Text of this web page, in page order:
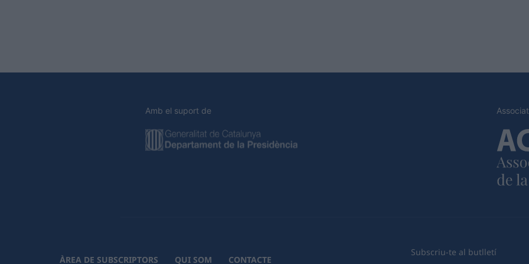
Amb el suport de
ÀREA DE SUBSCRIPTORS QUI SOM CONTACTE
Subscriu-te al butlletí